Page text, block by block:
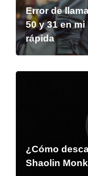
Error de
50 y 31 en
rápida
¿Cómo
Shaolin